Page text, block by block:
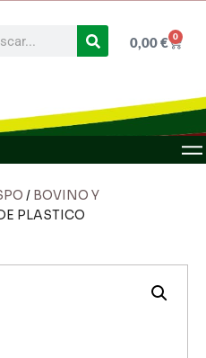
0,00€ 0
/ BOVINO Y
PLASTICO